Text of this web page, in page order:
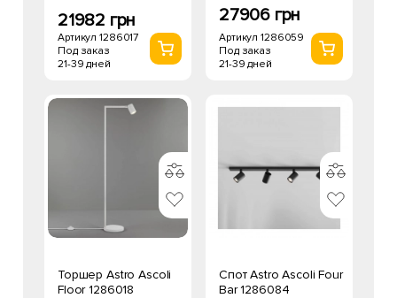
21982 грн
Артикул 1286017
Под заказ
21-39 дней
27906 грн
Артикул 1286059
Под заказ
21-39 дней
Торшер Astro Ascoli
Floor 1286018
Спот Astro Ascoli Four
Bar 1286084